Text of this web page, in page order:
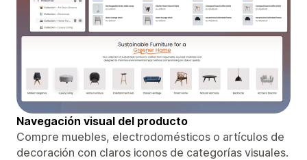
Navegación visual del producto
Compre muebles, electrodomésticos o artículos de
decoración con claros iconos de categorías visuales.